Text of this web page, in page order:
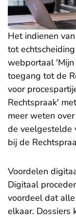
Het indienen
tot
webportaal 'Mijn
toegang tot de
voor
Rechtspraak'
meer weten
de veelgestelde
bij de
Voordelen
Digitaal
voordeel dat
elkaar. Dossiers